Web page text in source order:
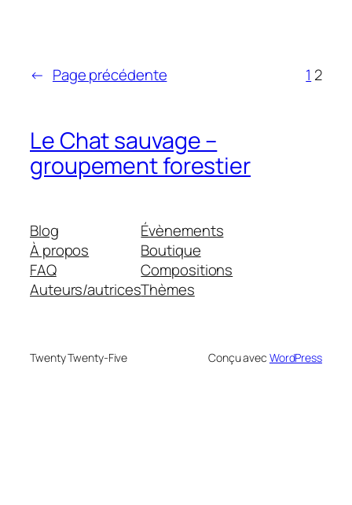
← Page précédente 1 2
Le Chat sauvage –
groupement forestier
Blog
À propos
FAQ
Auteurs/autrices
Évènements
Boutique
Compositions
Thèmes
Twenty Twenty-Five Conçu avec WordPress